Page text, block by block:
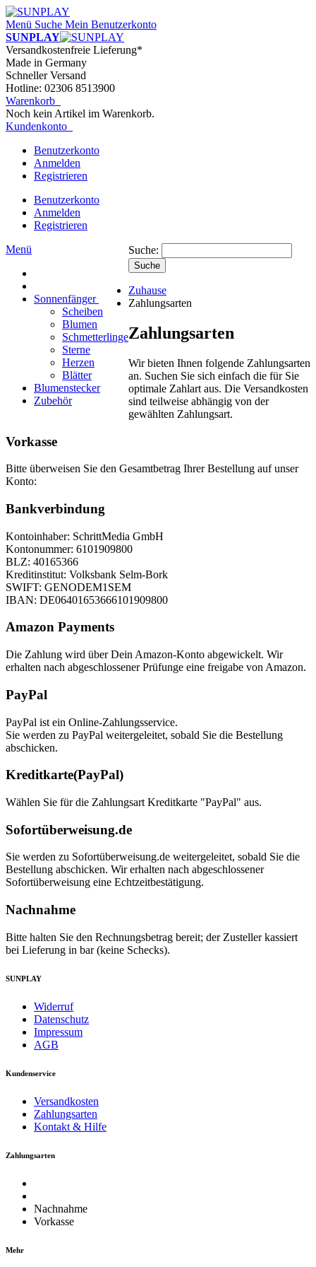
Menü Suche Mein Benutzerkonto
SUNPLAY
Versandkostenfreie Lieferung*
Made in Germany
Schneller Versand
Hotline: 02306 8513900
Warenkorb
Noch kein Artikel im Warenkorb.
Kundenkonto
Benutzerkonto
Anmelden
Registrieren
Benutzerkonto
Anmelden
Registrieren
Menü
Sonnenfänger
Scheiben
Blumen
Schmetterlinge
Sterne
Herzen
Blätter
Blumenstecker
Zubehör
Suche:
Suche
Zuhause
Zahlungsarten
Zahlungsarten
Wir bieten Ihnen folgende Zahlungsarten
an. Suchen Sie sich einfach die für Sie
optimale Zahlart aus. Die Versandkosten
sind teilweise abhängig von der
gewählten Zahlungsart.
Vorkasse
Bitte überweisen Sie den Gesamtbetrag Ihrer Bestellung auf unser
Konto:
Bankverbindung
Kontoinhaber: SchrittMedia GmbH
Kontonummer: 6101909800
BLZ: 40165366
Kreditinstitut: Volksbank Selm-Bork
SWIFT: GENODEM1SEM
IBAN: DE06401653666101909800
Amazon Payments
Die Zahlung wird über Dein Amazon-Konto abgewickelt. Wir
erhalten nach abgeschlossener Prüfunge eine freigabe von Amazon.
PayPal
PayPal ist ein Online-Zahlungsservice.
Sie werden zu PayPal weitergeleitet, sobald Sie die Bestellung
abschicken.
Kreditkarte(PayPal)
Wählen Sie für die Zahlungsart Kreditkarte "PayPal" aus.
Sofortüberweisung.de
Sie werden zu Sofortüberweisung.de weitergeleitet, sobald Sie die
Bestellung abschicken. Wir erhalten nach abgeschlossener
Sofortüberweisung eine Echtzeitbestätigung.
Nachnahme
Bitte halten Sie den Rechnungsbetrag bereit; der Zusteller kassiert
bei Lieferung in bar (keine Schecks).
SUNPLAY
Widerruf
Datenschutz
Impressum
AGB
Kundenservice
Versandkosten
Zahlungsarten
Kontakt & Hilfe
Zahlungsarten
Nachnahme
Vorkasse
Mehr